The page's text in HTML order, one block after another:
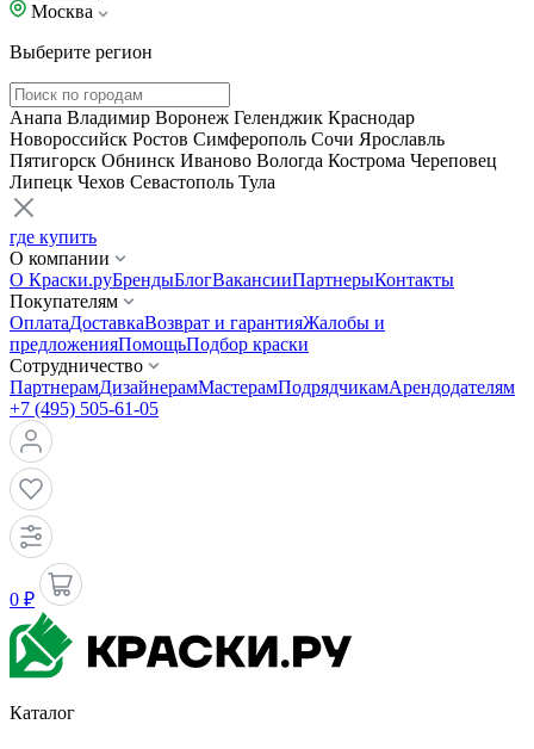
Москва
Выберите регион
Анапа Владимир Воронеж Геленджик Краснодар
Новороссийск Ростов Симферополь Сочи Ярославль
Пятигорск Обнинск Иваново Вологда Кострома Череповец
Липецк Чехов Севастополь Тула
где купить
О компании
О Краски.руБрендыБлогВакансииПартнерыКонтакты
Покупателям
ОплатаДоставкаВозврат и гарантияЖалобы и
предложенияПомощьПодбор краски
Сотрудничество
ПартнерамДизайнерамМастерамПодрядчикамАрендодателям
+7 (495) 505-61-05
0 ₽
Каталог